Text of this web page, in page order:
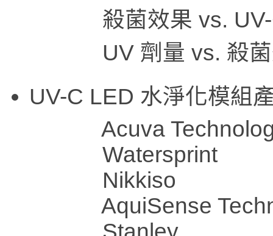
殺菌效果 vs. UV-C
UV 劑量 vs. 殺菌
UV-C LED 水淨化模組
Acuva
Watersprint
Nikkiso
AquiSense